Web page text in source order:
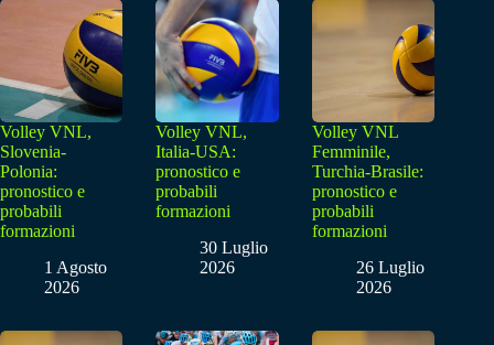
Volley VNL,
Slovenia-
Polonia:
pronostico e
probabili
formazioni
1 Agosto
2026
Volley VNL,
Italia-USA:
pronostico e
probabili
formazioni
30 Luglio
2026
Volley VNL
Femminile,
Turchia-Brasile:
pronostico e
probabili
formazioni
26 Luglio
2026